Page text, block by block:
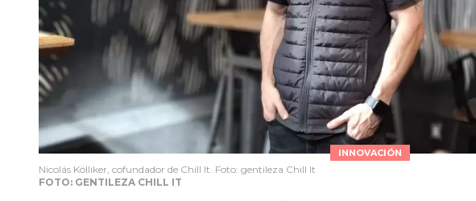
INNOVACIÓN
Nicolás Kölliker, cofundador de Chill It. Foto: gentileza Chill It
FOTO: GENTILEZA CHILL IT